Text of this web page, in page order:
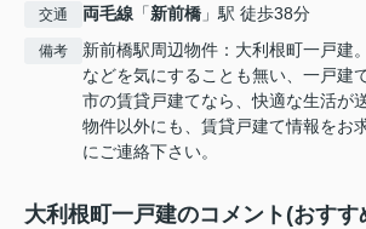
交通 両毛線 「新前橋 」駅 徒歩38分
備考
新前橋駅周辺物件：大利根町一戸建
などを気にすることも無い、一戸建
市の賃貸戸建てなら、快適な生活が
物件以外にも、賃貸戸建て情報をお
にご連絡下さい。
大利根町一戸建のコメント(おすす